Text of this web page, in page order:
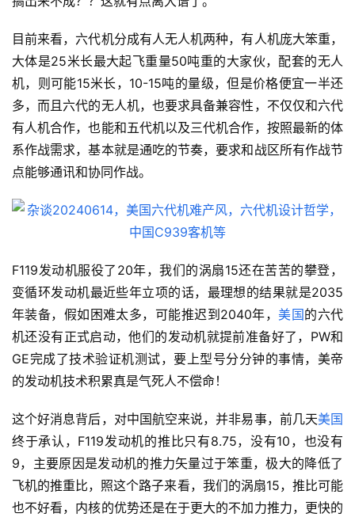
目前来看，六代机分成有人无人机两种，有人机庞大笨重，
大体是25米长最大起飞重量50吨重的大家伙，配套的无人
机，则可能15米长，10-15吨的量级，但是价格便宜一半还
多，而且六代的无人机，也要求具备兼容性，不仅仅和六代
有人机合作，也能和五代机以及三代机合作，按照最新的体
系作战需求，基本就是通吃的节奏，要求和战区所有作战节
点能够通讯和协同作战。
F119发动机服役了20年，我们的涡扇15还在苦苦的攀登，
变循环发动机最近些年立项的话，最理想的结果就是2035
年装备，假如困难太多，可能推迟到2040年，美国的六代
机还没有正式启动，他们的发动机就提前准备好了，PW和
GE完成了技术验证机测试，要上型号分分钟的事情，美帝
的发动机技术积累真是气死人不偿命！
这个好消息背后，对中国航空来说，并非易事，前几天美国
终于承认，F119发动机的推比只有8.75，没有10，也没有
9，主要原因是发动机的推力矢量过于笨重，极大的降低了
飞机的推重比，照这个路子来看，我们的涡扇15，推比可能
也不好看，内核的优势还是在于更大的不加力推力，更快的